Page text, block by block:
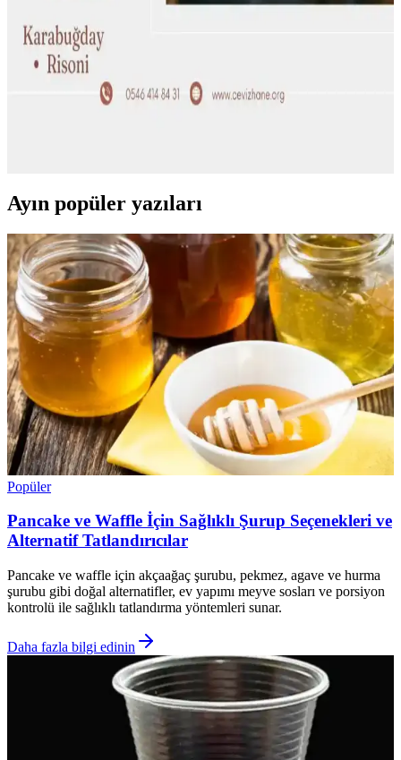
uygulamalarla sağlıklı içecekler oluşturabilirsiniz.
Makarna Yemeklerinde Sağlıklı Alternatifler: Sebze
ve Baklagil Bazlı Seçenekler
Ayın popüler yazıları
Popüler
Pancake ve Waffle İçin Sağlıklı Şurup Seçenekleri ve
Alternatif Tatlandırıcılar
Pancake ve waffle için akçaağaç şurubu, pekmez, agave ve hurma
şurubu gibi doğal alternatifler, ev yapımı meyve sosları ve porsiyon
kontrolü ile sağlıklı tatlandırma yöntemleri sunar.
Daha fazla bilgi edinin